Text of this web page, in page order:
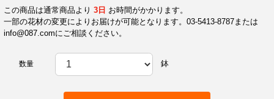
この商品は通常商品より3日 お時間がかかります。
一部の花材の変更によりお届けが可能となります。03-5413-8787または
info@087.comにご相談ください。
数量 鉢